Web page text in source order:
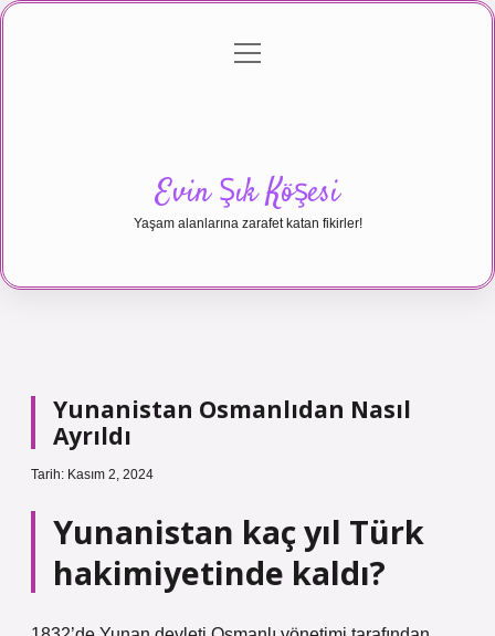
Gizlilik Politikası
menüyü
Evin Şık Köşesi
Yaşam alanlarına zarafet katan fikirler!
Yunanistan Osmanlıdan Nasıl
Ayrıldı
Tarih: Kasım 2, 2024
Yunanistan kaç yıl Türk
hakimiyetinde kaldı?